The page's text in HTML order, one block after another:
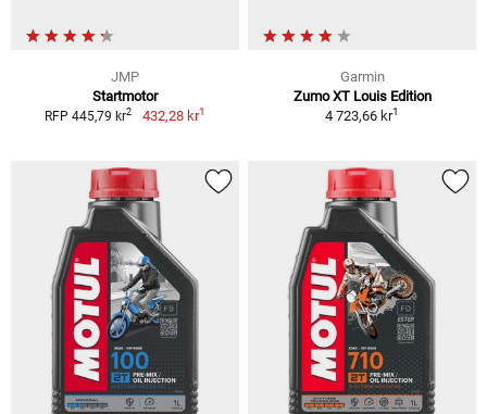
JMP
Startmotor
RFP 445,79 kr2 432,28 kr1
Garmin
Zumo XT Louis Edition
4 723,66 kr1